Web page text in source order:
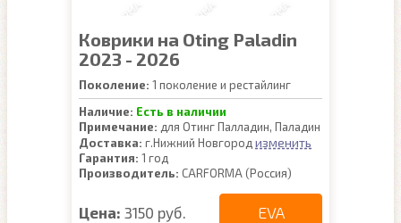
Коврики на Oting Paladin
2023 - 2026
Поколение: 1 поколение и рестайлинг
Наличие: Есть в наличии
Примечание: для Отинг Палладин, Паладин
Доставка: г.Нижний Новгород изменить
Гарантия: 1 год
Производитель: CARFORMA (Россия)
Цена: 3150 руб. EVA